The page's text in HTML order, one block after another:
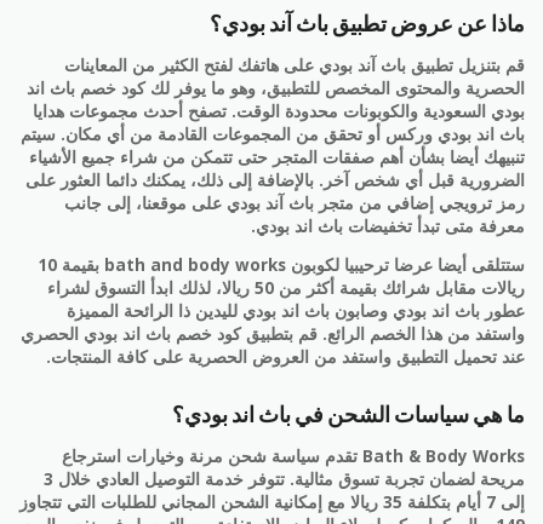
ماذا عن عروض تطبيق باث آند بودي؟
قم بتنزيل تطبيق باث آند بودي على هاتفك لفتح الكثير من المعاينات
الحصرية والمحتوى المخصص للتطبيق، وهو ما يوفر لك كود خصم باث اند
بودي السعودية والكوبونات محدودة الوقت. تصفح أحدث مجموعات هدايا
باث اند بودي وركس أو تحقق من المجموعات القادمة من أي مكان. سيتم
تنبيهك أيضا بشأن أهم صفقات المتجر حتى تتمكن من شراء جميع الأشياء
الضرورية قبل أي شخص آخر. بالإضافة إلى ذلك، يمكنك دائما العثور على
رمز ترويجي إضافي من متجر باث آند بودي على موقعنا، إلى جانب
معرفة متى تبدأ تخفيضات باث اند بودي.
ستتلقى أيضا عرضا ترحيبيا لكوبون bath and body works بقيمة 10
ريالات مقابل شرائك بقيمة أكثر من 50 ريالا، لذلك ابدأ التسوق لشراء
عطور باث اند بودي وصابون باث اند بودي لليدين ذا الرائحة المميزة
واستفد من هذا الخصم الرائع. قم بتطبيق كود خصم باث اند بودي الحصري
عند تحميل التطبيق واستفد من العروض الحصرية على كافة المنتجات.
ما هي سياسات الشحن في باث اند بودي؟
Bath & Body Works تقدم سياسة شحن مرنة وخيارات استرجاع
مريحة لضمان تجربة تسوق مثالية. تتوفر خدمة التوصيل العادي خلال 3
إلى 7 أيام بتكلفة 35 ريالا مع إمكانية الشحن المجاني للطلبات التي تتجاوز